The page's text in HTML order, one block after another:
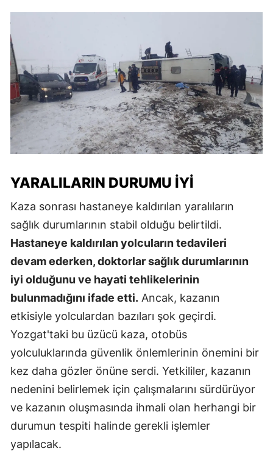
YARALILARIN DURUMU İYI
Kaza sonrası hastaneye kaldırılan yaralıların
sağlık durumlarının stabil olduğu belirtildi.
Hastaneye kaldırılan yolcuların tedavileri
devam ederken, doktorlar sağlık durumlarının
iyi olduğunu ve hayati tehlikelerinin
bulunmadığını ifade etti. Ancak, kazanın
etkisiyle yolculardan bazıları şok geçirdi.
Yozgat'taki bu üzücü kaza, otobüs
yolculuklarında güvenlik önlemlerinin önemini bir
kez daha gözler önüne serdi. Yetkililer, kazanın
nedenini belirlemek için çalışmalarını sürdürüyor
ve kazanın oluşmasında ihmali olan herhangi bir
durumun tespiti halinde gerekli işlemler
yapılacak.